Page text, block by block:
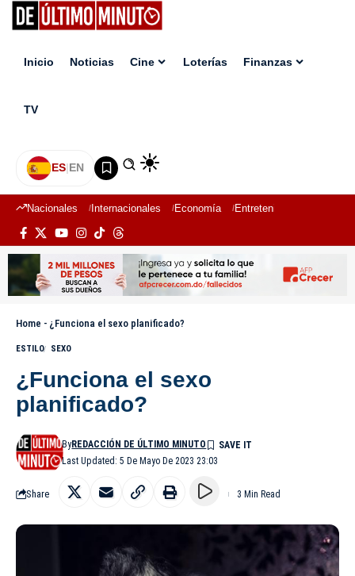
Inicio Noticias Cine Loterías Finanzas
TV
ES|EN
Nacionales Internacionales Economía Entretenimiento
Home - ¿Funciona el sexo planificado?
ESTILO SEXO
¿Funciona el sexo
planificado?
Last Updated: 5 De Mayo De 2023 23:03
ByREDACCIÓN DE ÚLTIMO MINUTO
Share 3 Min Read